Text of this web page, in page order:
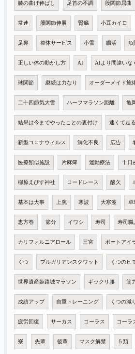
膝の曲げ伸ばし 足首の不調 股関節屈曲
常連 股関節伸展 腎臓 小豆カイロ
足裏 整体サービス 小雪 腸活 魚
正しい体の動かし方 AI AIより間違いな
球関節 継続は力なり オーダーメイド施
二十四節気大雪 ハーフマラソン距離 亀
結果は今までやったことの裏付け 速くて走
新型コロナウィルス 消化不良 広告
医療類似施設 片麻痺 運動療法 十日
柳原えびす神社 ロードレース 酸欠
基本は大事 上腕 寒波 大寒波 卓
恵方巻 節分 イワシ 寿司 寿司職
カリフォルニアロール 三宮 ポートアイ
くつ ブルガリアンスクワット くつのヒ
世界遺産姫路城マラソン ギックリ腰 筋
成績アップ 自重トレーニング くつの減
疲労回復 サーカス コーラス コーラ
寮 先輩 後輩 マスク解禁 ５類